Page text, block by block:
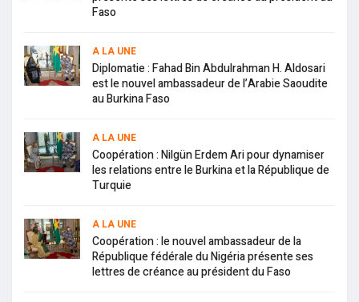
Faso
A LA UNE
Diplomatie : Fahad Bin Abdulrahman H. Aldosari
est le nouvel ambassadeur de l’Arabie Saoudite
au Burkina Faso
A LA UNE
Coopération : Nilgün Erdem Ari pour dynamiser
les relations entre le Burkina et la République de
Turquie
A LA UNE
Coopération : le nouvel ambassadeur de la
République fédérale du Nigéria présente ses
lettres de créance au président du Faso